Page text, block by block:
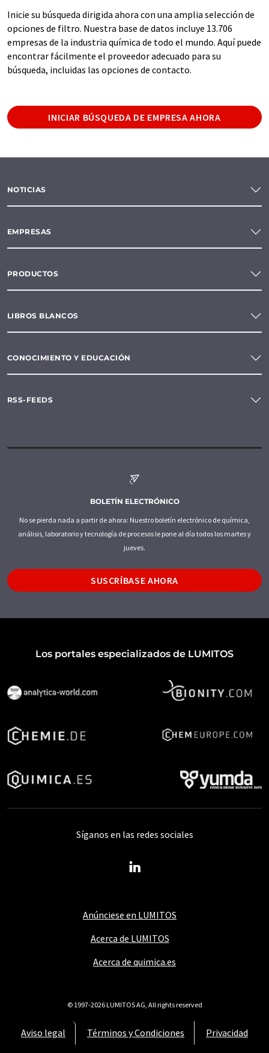
Inicie su búsqueda dirigida ahora con una amplia selección de
opciones de filtro. Nuestra base de datos incluye 13.706
empresas de la industria química de todo el mundo. Aquí puede
encontrar fácilmente el proveedor adecuado para su
búsqueda, incluidas las opciones de contacto.
INICIAR BÚSQUEDA DE EMPRESA AHORA
NOTICIAS
EMPRESAS
PRODUCTOS
LIBROS BLANCOS
CONOCIMIENTO Y EDUCACIÓN
RSS-FEEDS
BOLETÍN ELECTRÓNICO
No se pierda nada a partir de ahora: Nuestro boletín electrónico de química,
análisis, laboratorio y tecnología de procesos le pone al día todos los martes y
jueves.
SUSCRÍBASE AHORA
Los portales especializados de LUMITOS
Anúnciese en LUMITOS
Acerca de LUMITOS
Acerca de quimica.es
Aviso legal Términos y Condiciones Privacidad
Síganos en las redes sociales
© 1997-2026 LUMITOS AG, All rights reserved